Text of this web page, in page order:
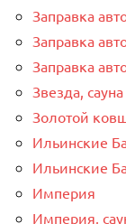
Заправка
Заправка
Заправка
Звезда, сауна
Золотой
Ильинские
Ильинские
Империя
Империя,